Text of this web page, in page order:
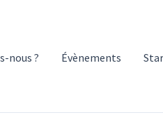
nous ? Évènements